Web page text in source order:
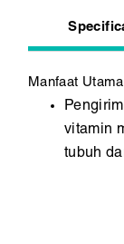
Manfaat
vitamin
tubuh